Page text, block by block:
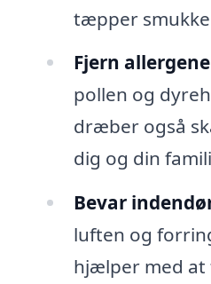
tæpper smukke
Fjern
pollen og
dræber også
dig og din
Bevar
luften og
hjælper med at